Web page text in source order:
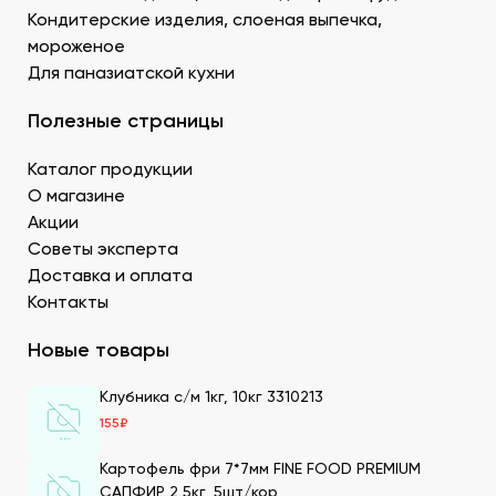
Водоросли. Комбу, нори – качественные продукты
для суши в ДНР с быстрой доставкой.
Икру масаго, тобико. Свежайшие продукты для
Белый и черный кунжут. Придает блюду ореховые
суши оптом – кунжутные семена в разной
расфасовке. Используются для создания
вкусового оттенка и декорирования.
Соевый соус. Приготовленный по классическому
приобрести оптовой партией в нашей компании.
Преимущества заказа в СтриПсБери
Чтобы купить продукты для суши в ДНР от
производителя, закажите их на сайте нашей компании.
Мы имеем 20-летний опыт в этой сфере, поэтому
Кондитерские изделия, слоеная выпечка,
мороженое
Для паназиатской кухни
Полезные страницы
Каталог продукции
О магазине
Акции
Советы эксперта
Доставка и оплата
Контакты
Новые товары
Клубника с/м 1кг, 10кг 3310213
155₽
Картофель фри 7*7мм FINE FOOD PREMIUM